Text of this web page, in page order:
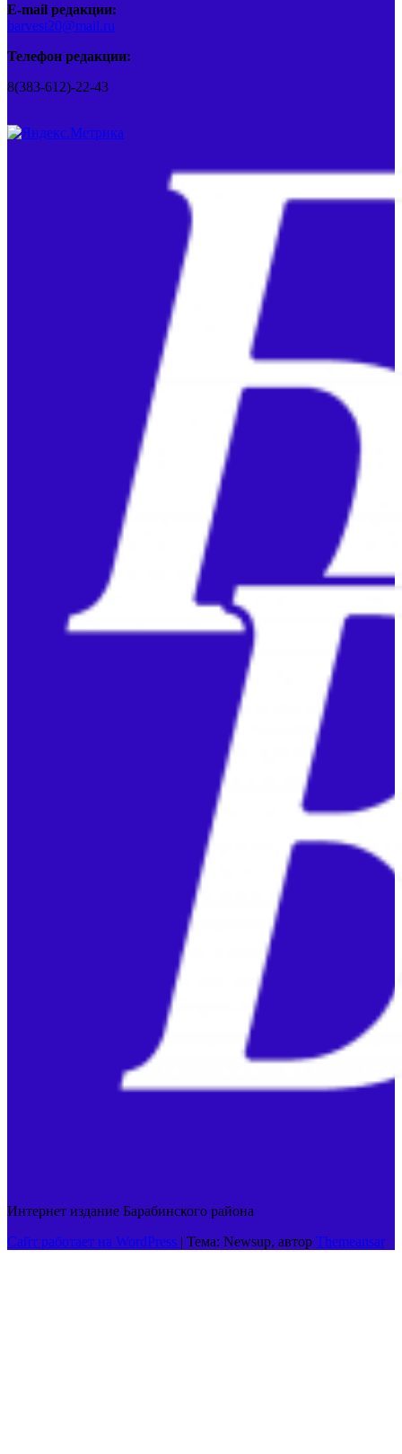
E-mail редакции:
barvest20@mail.ru
Телефон редакции:
8(383-612)-22-43
Интернет издание Барабинского района
Сайт работает на WordPress | Тема: Newsup, автор Themeansar